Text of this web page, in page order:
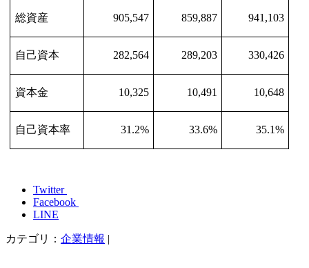
総資産 905,547 859,887 941,103
自己資本 282,564 289,203 330,426
資本金 10,325 10,491 10,648
自己資本率 31.2% 33.6% 35.1%
Twitter
Facebook
LINE
カテゴリ： 企業情報 |